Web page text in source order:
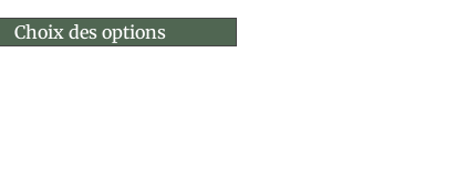
Choix des options